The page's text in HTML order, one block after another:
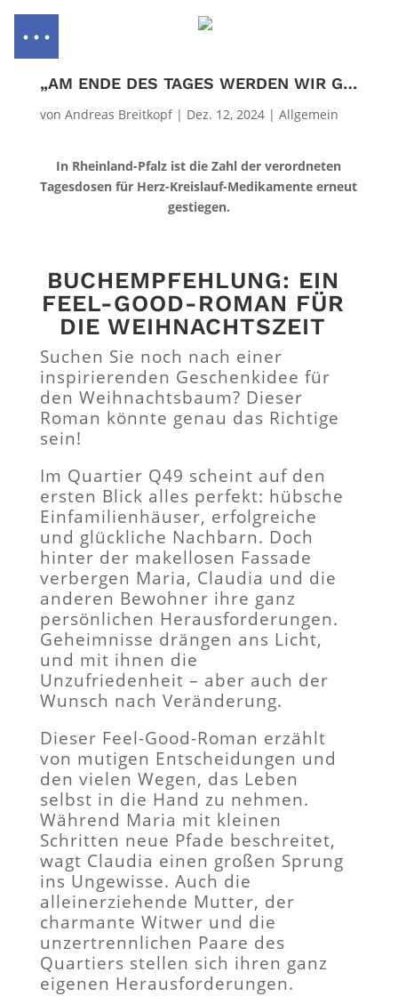
„AM ENDE DES TAGES WERDEN WIR GLÜCKLICH SEIN“
von Andreas Breitkopf| Dez. 12, 2024| Allgemein
In Rheinland-Pfalz ist die Zahl der verordneten
Tagesdosen für Herz-Kreislauf-Medikamente erneut
gestiegen.
BUCHEMPFEHLUNG: EIN
FEEL-GOOD-ROMAN FÜR
DIE WEIHNACHTSZEIT
Suchen Sie noch nach einer
inspirierenden Geschenkidee für
den Weihnachtsbaum? Dieser
Roman könnte genau das Richtige
sein!
Im Quartier Q49 scheint auf den
ersten Blick alles perfekt: hübsche
Einfamilienhäuser, erfolgreiche
und glückliche Nachbarn. Doch
hinter der makellosen Fassade
verbergen Maria, Claudia und die
anderen Bewohner ihre ganz
persönlichen Herausforderungen.
Geheimnisse drängen ans Licht,
und mit ihnen die
Unzufriedenheit – aber auch der
Wunsch nach Veränderung.
Dieser Feel-Good-Roman erzählt
von mutigen Entscheidungen und
den vielen Wegen, das Leben
selbst in die Hand zu nehmen.
Während Maria mit kleinen
Schritten neue Pfade beschreitet,
wagt Claudia einen großen Sprung
ins Ungewisse. Auch die
alleinerziehende Mutter, der
charmante Witwer und die
unzertrennlichen Paare des
Quartiers stellen sich ihren ganz
eigenen Herausforderungen.